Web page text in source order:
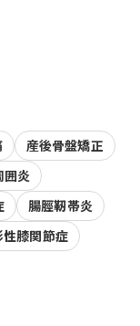
産後骨盤矯正
囲炎
腸脛靭帯炎
性膝関節症